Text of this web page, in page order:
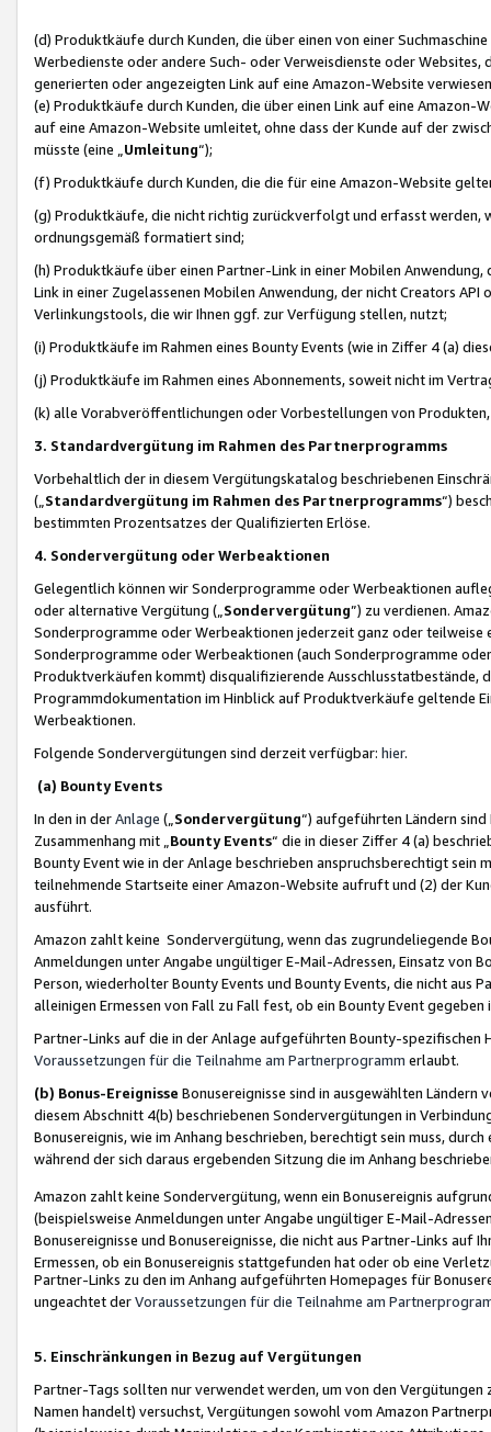
(d) Produktkäufe durch Kunden, die über einen von einer
Werbedienste oder andere Such- oder Verweisdienste oder Websites,
generierten oder angezeigten Link auf eine Amazon-Website
(e) Produktkäufe durch Kunden, die über einen Link auf eine
auf eine Amazon-Website umleitet, ohne dass der Kunde auf der
müsste (eine „ Umleitung“);
(f) Produktkäufe durch Kunden, die die für eine Amazon-Website
(g) Produktkäufe, die nicht richtig zurückverfolgt und erfasst werden,
ordnungsgemäß formatiert sind;
(h) Produktkäufe über einen Partner-Link in einer Mobilen
Link in einer Zugelassenen Mobilen Anwendung, der nicht Creators
Verlinkungstools, die wir Ihnen ggf. zur Verfügung stellen, nutzt;
(i) Produktkäufe im Rahmen eines Bounty Events (wie in Ziffer 4 (a)
(j) Produktkäufe im Rahmen eines Abonnements, soweit nicht im
(k) alle Vorabveröffentlichungen oder Vorbestellungen von
3. Standardvergütung im Rahmen des Partnerprogramms
Vorbehaltlich der in diesem Vergütungskatalog beschriebenen
(„ Standardvergütung im Rahmen des Partnerprogramms“)
bestimmten Prozentsatzes der Qualifizierten Erlöse.
4. Sondervergütung oder Werbeaktionen
Gelegentlich können wir Sonderprogramme oder Werbeaktionen
oder alternative Vergütung („ Sondervergütung”) zu verdienen.
Sonderprogramme oder Werbeaktionen jederzeit ganz oder
Sonderprogramme oder Werbeaktionen (auch Sonderprogramme
Produktverkäufen kommt) disqualifizierende Ausschlusstatbestände,
Programmdokumentation im Hinblick auf Produktverkäufe geltende
Werbeaktionen.
Folgende Sondervergütungen sind derzeit verfügbar: hier.
(a) Bounty Events
In den in derAnlage („ Sondervergütung“) aufgeführten Ländern
Zusammenhang mit „ Bounty Events“ die in dieser Ziffer 4 (a)
Bounty Event wie in der Anlage beschrieben anspruchsberechtigt sein
teilnehmende Startseite einer Amazon-Website aufruft und (2) der
ausführt.
Amazon zahlt keine Sondervergütung, wenn das zugrundeliegende
Anmeldungen unter Angabe ungültiger E-Mail-Adressen, Einsatz von
Person, wiederholter Bounty Events und Bounty Events, die nicht
alleinigen Ermessen von Fall zu Fall fest, ob ein Bounty Event
Partner-Links auf die in der Anlage aufgeführten Bounty-spezifischen
Voraussetzungen für die Teilnahme am Partnerprogramm erlaubt.
(b) Bonus-Ereignisse Bonusereignisse sind in ausgewählten Ländern
diesem Abschnitt 4(b) beschriebenen Sondervergütungen in
Bonusereignis, wie im Anhang beschrieben, berechtigt sein muss,
während der sich daraus ergebenden Sitzung die im Anhang
Amazon zahlt keine Sondervergütung, wenn ein Bonusereignis
(beispielsweise Anmeldungen unter Angabe ungültiger E-Mail-
Bonusereignisse und Bonusereignisse, die nicht aus Partner-Links auf
Ermessen, ob ein Bonusereignis stattgefunden hat oder ob eine
Partner-Links zu den im Anhang aufgeführten Homepages für
ungeachtet derVoraussetzungen für die Teilnahme am
5. Einschränkungen in Bezug auf Vergütungen
Partner-Tags sollten nur verwendet werden, um von den
Namen handelt) versuchst, Vergütungen sowohl vom Amazon